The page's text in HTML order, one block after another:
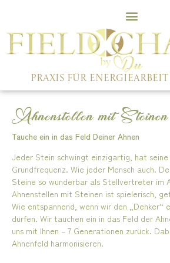
PRAXIS FÜR
Ahnenstellen mit Steinen
Tauche ein in das Feld Deiner Ahnen​
Jeder Stein schwingt einzigartig, hat seine
Grundfrequenz. Wie jeder Mensch auch.
Steine so wunderbar als Stellvertreter im
Ahnenstellen mit Steinen ist spielerisch,
Wie entspannend, wenn wir den „Denker“
dürfen. Wir tauchen ein in das Feld der
uns mit Ihnen – 7 Generationen zurück.
Ahnenfeld harmonisieren.